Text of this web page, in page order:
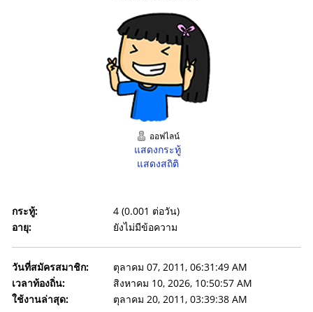
ออฟไลน์
แสดงกระทู้
แสดงสถิติ
กระทู้:
4 (0.001 ต่อวัน)
อายุ:
ยังไม่มีข้อความ
วันที่สมัครสมาชิก:
ตุลาคม 07, 2011, 06:31:49 AM
เวลาท้องถิ่น:
สิงหาคม 10, 2026, 10:50:57 AM
ใช้งานล่าสุด:
ตุลาคม 20, 2011, 03:39:38 AM